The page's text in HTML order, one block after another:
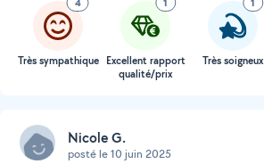
Très sympathique Excellent rapport
qualité/prix
Très soigneux
Nicole G.
posté le 10 juin 2025